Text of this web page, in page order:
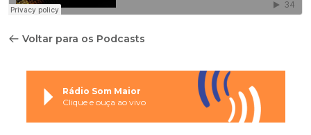
Voltar para os Podcasts
Rádio Som Maior
Clique e ouça ao vivo